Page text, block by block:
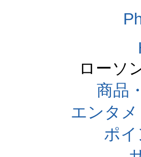
ローソ
商品
エンタ
ポ